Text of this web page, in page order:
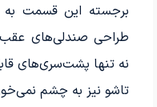
برجسته این قسمت به
طراحی صندلی‌های
نه تنها پشت‌سری‌های
تاشو نیز به چشم